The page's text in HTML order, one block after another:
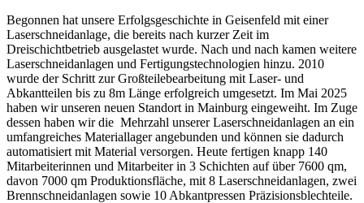
Begonnen hat unsere Erfolgsgeschichte in Geisenfeld mit einer
Laserschneidanlage, die bereits nach kurzer Zeit im
Dreischichtbetrieb ausgelastet wurde. Nach und nach kamen weitere
Laserschneidanlagen und Fertigungstechnologien hinzu. 2010
wurde der Schritt zur Großteilebearbeitung mit Laser- und
Abkantteilen bis zu 8m Länge erfolgreich umgesetzt. Im Mai 2025
haben wir unseren neuen Standort in Mainburg eingeweiht. Im Zuge
dessen haben wir die Mehrzahl unserer Laserschneidanlagen an ein
umfangreiches Materiallager angebunden und können sie dadurch
automatisiert mit Material versorgen. Heute fertigen knapp 140
Mitarbeiterinnen und Mitarbeiter in 3 Schichten auf über 7600 qm,
davon 7000 qm Produktionsfläche, mit 8 Laserschneidanlagen, zwei
Brennschneidanlagen sowie 10 Abkantpressen Präzisionsblechteile.